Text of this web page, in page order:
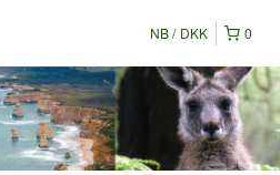
0
NB DKK